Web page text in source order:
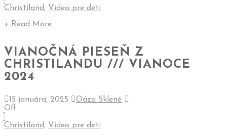
Christiland, Video pre deti
+ Read More
VIANOČNÁ PIESEŇ Z
CHRISTILANDU /// VIANOCE
2024
15 januára, 2025
Oáza Sklené
Off
Christiland, Video pre deti